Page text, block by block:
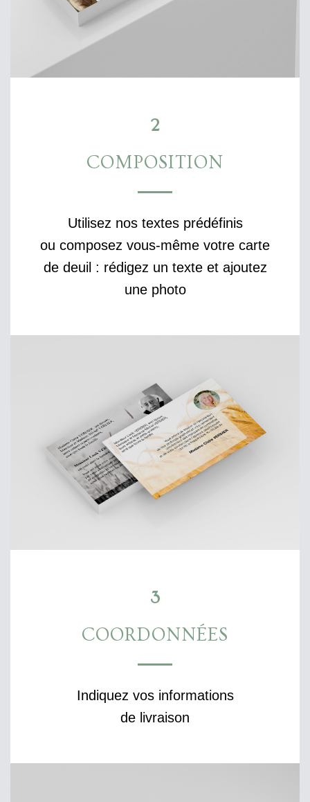
2
COMPOSITION
Utilisez nos textes prédéfinis
ou composez vous-même votre carte
de deuil : rédigez un texte et ajoutez
une photo
3
COORDONNÉES
Indiquez vos informations
de livraison